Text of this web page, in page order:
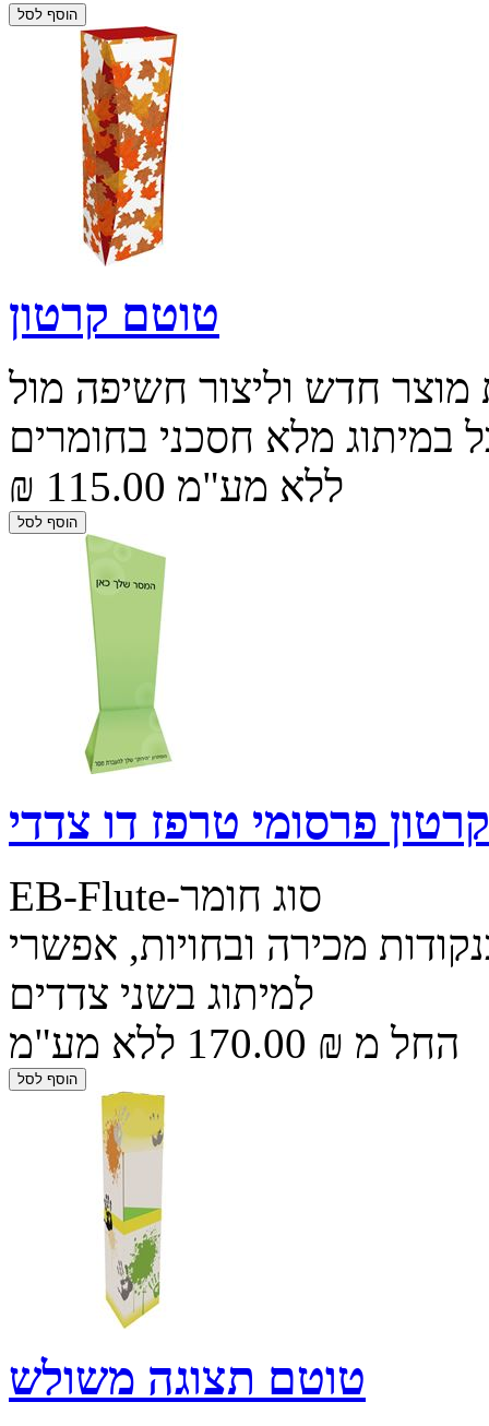
טוטם קרטון
מוצר חדש וליצור חשיפה מול
במיתוג מלא חסכני בחומרים
₪ 115.00 ללא מע"מ
פרסומי טרפז דו צדדי
EB-Flute-סוג חומר
מכירה ובחויות, אפשרי
למיתוג בשני צדדים
החל מ ₪ 170.00 ללא מע"מ
טוטם תצוגה משולש